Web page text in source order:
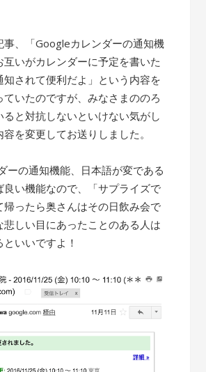
事、「Googleカレンダーの通知機
互いがカレンダーに予定を書いた
知されて便利だよ」という内容を
ていたのですが、みなさまののろ
ると対抗しないといけない気がし
を変更してお送りしました。
ーの通知機能、日本語が変である
良い機能なので、「サプライズで
帰ったら奥さんはその日飲み会で
悲しい目にあったことのある人は
いいですよ！